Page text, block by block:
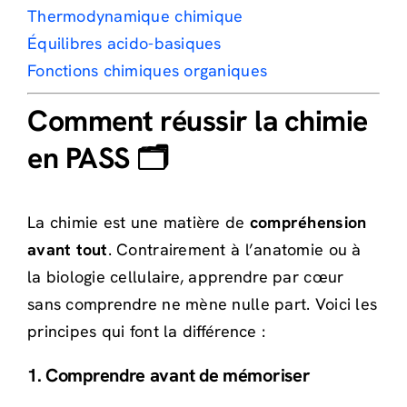
Thermodynamique chimique
Équilibres acido-basiques
Fonctions chimiques organiques
Comment réussir la chimie
en PASS 🗂️
La chimie est une matière de compréhension
avant tout. Contrairement à l’anatomie ou à
la biologie cellulaire, apprendre par cœur
sans comprendre ne mène nulle part. Voici les
principes qui font la différence :
1. Comprendre avant de mémoriser